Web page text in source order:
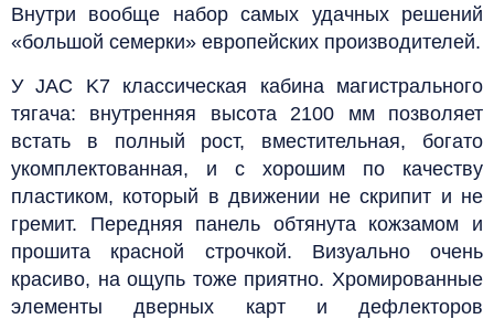
Внутри вообще набор самых удачных решений
«большой семерки» европейских производителей.
У JAC K7 классическая кабина магистрального
тягача: внутренняя высота 2100 мм позволяет
встать в полный рост, вместительная, богато
укомплектованная, и с хорошим по качеству
пластиком, который в движении не скрипит и не
гремит. Передняя панель обтянута кожзамом и
прошита красной строчкой. Визуально очень
красиво, на ощупь тоже приятно. Хромированные
элементы дверных карт и дефлекторов